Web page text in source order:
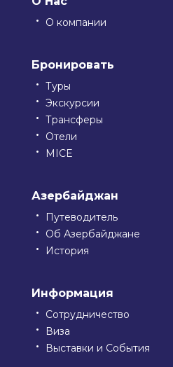
О компании
Бронировать
Туры
Экскурсии
Трансферы
Отели
MICE
Азербайджан
Путеводитель
Об Азербайджане
История
Информация
Сотрудничество
Виза
Выставки и События